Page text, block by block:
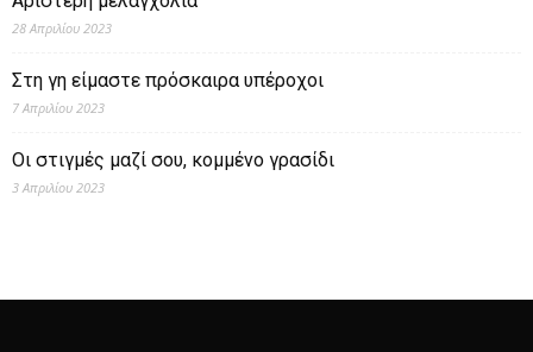
28 Απριλίου 2023
Στη γη είμαστε πρόσκαιρα υπέροχοι
7 Απριλίου 2023
Οι στιγμές μαζί σου, κομμένο γρασίδι
3 Απριλίου 2023